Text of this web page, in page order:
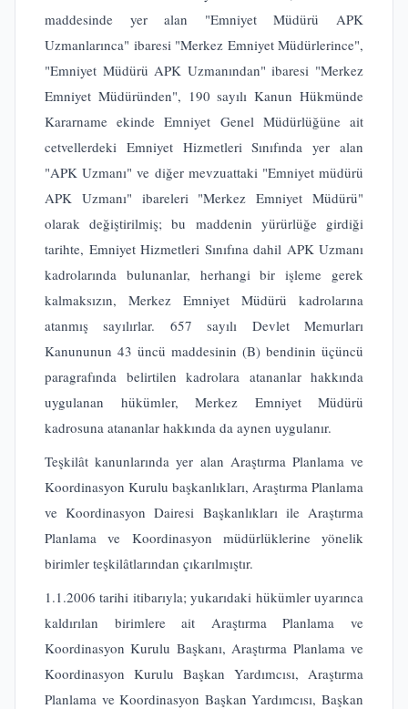
maddesinde yer alan "Emniyet Müdürü APK
Uzmanlarınca" ibaresi "Merkez Emniyet Müdürlerince",
"Emniyet Müdürü APK Uzmanından" ibaresi "Merkez
Emniyet Müdüründen", 190 sayılı Kanun Hükmünde
Kararname ekinde Emniyet Genel Müdürlüğüne ait
cetvellerdeki Emniyet Hizmetleri Sınıfında yer alan
"APK Uzmanı" ve diğer mevzuattaki "Emniyet müdürü
APK Uzmanı" ibareleri "Merkez Emniyet Müdürü"
olarak değiştirilmiş; bu maddenin yürürlüğe girdiği
tarihte, Emniyet Hizmetleri Sınıfına dahil APK Uzmanı
kadrolarında bulunanlar, herhangi bir işleme gerek
kalmaksızın, Merkez Emniyet Müdürü kadrolarına
atanmış sayılırlar. 657 sayılı Devlet Memurları
Kanununun 43 üncü maddesinin (B) bendinin üçüncü
paragrafında belirtilen kadrolara atananlar hakkında
uygulanan hükümler, Merkez Emniyet Müdürü
kadrosuna atananlar hakkında da aynen uygulanır.
Teşkilât kanunlarında yer alan Araştırma Planlama ve
Koordinasyon Kurulu başkanlıkları, Araştırma Planlama
ve Koordinasyon Dairesi Başkanlıkları ile Araştırma
Planlama ve Koordinasyon müdürlüklerine yönelik
birimler teşkilâtlarından çıkarılmıştır.
1.1.2006 tarihi itibarıyla; yukarıdaki hükümler uyarınca
kaldırılan birimlere ait Araştırma Planlama ve
Koordinasyon Kurulu Başkanı, Araştırma Planlama ve
Koordinasyon Kurulu Başkan Yardımcısı, Araştırma
Planlama ve Koordinasyon Başkan Yardımcısı, Başkan